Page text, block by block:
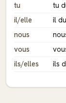
tu
tu
il/elle
il
nous
vous
ils/elles
ils